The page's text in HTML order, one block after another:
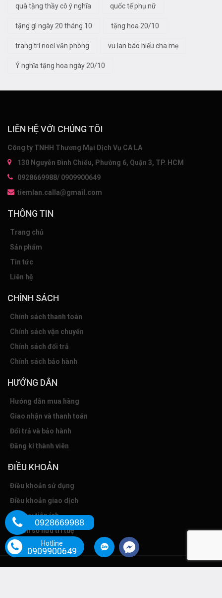
quà tặng thầy cô ý nghĩa quốc tế phụ nữ
tặng gì ngày 20 tháng 10 tặng hoa 20/10
trang trí noel văn phòng vu lan báo hiếu cha mẹ
Ý nghĩa tặng hoa ngày 20/10
LIÊN HỆ VỚI CHÚNG TÔI
Công ty TNHH Thương Mại Dịch Vụ CA LA
130 Nguyễn Đình Chiểu, Phường 6, Quận 3, TP. HCM
0928669988/ 0909900649
tiemlan.calla@gmail.com
THÔNG TIN
Trang chủ
Sản phẩm
Tin tức
Liên hệ
CHÍNH SÁCH
Chính sách thanh toán
Chính sách vận chuyển
Chính sách đổi trả
Chính sách bảo hành
HƯỚNG DẪN
Hướng dẫn mua hàng
Giao nhận và thanh toán
Đổi trả và bảo hành
Đăng kí thành viên
ĐIỀU KHOẢN
Điều khoản sử dụng
Điều khoản giao dịch
Dịch vụ tiện ích
Quyền sở hữu trí tuệ
0928669988
Hotline
0909900649